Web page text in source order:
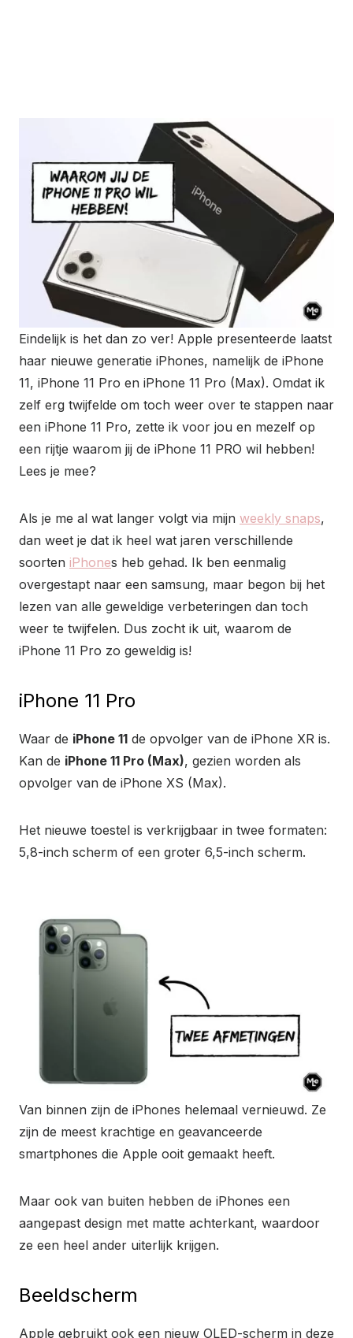
Eindelijk is het dan zo ver! Apple presenteerde laatst
haar nieuwe generatie iPhones, namelijk de iPhone
11, iPhone 11 Pro en iPhone 11 Pro (Max). Omdat ik
zelf erg twijfelde om toch weer over te stappen naar
een iPhone 11 Pro, zette ik voor jou en mezelf op
een rijtje waarom jij de iPhone 11 PRO wil hebben!
Lees je mee?
Als je me al wat langer volgt via mijn weekly snaps,
dan weet je dat ik heel wat jaren verschillende
soorten iPhones heb gehad. Ik ben eenmalig
overgestapt naar een samsung, maar begon bij het
lezen van alle geweldige verbeteringen dan toch
weer te twijfelen. Dus zocht ik uit, waarom de
iPhone 11 Pro zo geweldig is!
iPhone 11 Pro
Waar de iPhone 11 de opvolger van de iPhone XR is.
Kan de iPhone 11 Pro (Max), gezien worden als
opvolger van de iPhone XS (Max).
Het nieuwe toestel is verkrijgbaar in twee formaten:
5,8-inch scherm of een groter 6,5-inch scherm.
Van binnen zijn de iPhones helemaal vernieuwd. Ze
zijn de meest krachtige en geavanceerde
smartphones die Apple ooit gemaakt heeft.
Maar ook van buiten hebben de iPhones een
aangepast design met matte achterkant, waardoor
ze een heel ander uiterlijk krijgen.
Beeldscherm
Apple gebruikt ook een nieuw OLED-scherm in deze